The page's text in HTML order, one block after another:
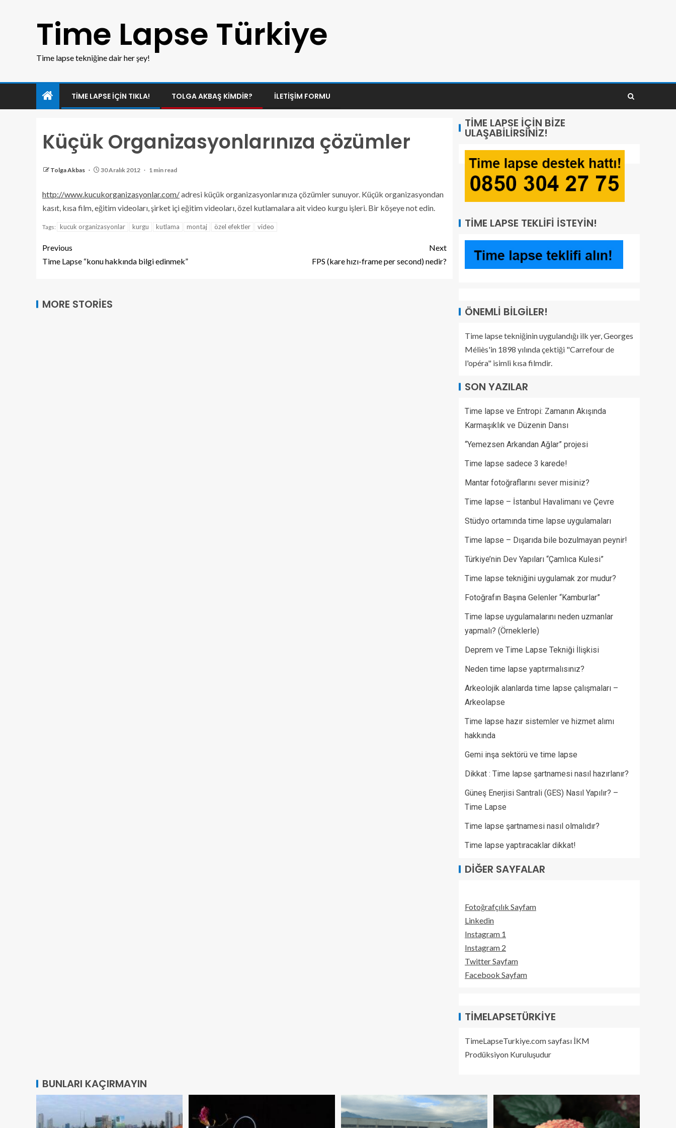
Time Lapse Türkiye
Time lapse tekniğine dair her şey!
TIME LAPSE IÇIN TIKLA! TOLGA AKBAŞ KIMDIR? İLETIŞIM FORMU
Küçük Organizasyonlarınıza çözümler
Tolga Akbas 30 Aralık 2012 1 min read
http://www.kucukorganizasyonlar.com/adresi küçük organizasyonlarınıza çözümler sunuyor. Küçük organizasyondan
kasıt, kısa film, eğitim videoları, şirket içi eğitim videoları, özel kutlamalara ait video kurgu işleri. Bir köşeye not edin.
Tags: kucuk organizasyonlar kurgu kutlama montaj özel efektler video
Previous
Time Lapse “konu hakkında bilgi edinmek”
Next
FPS (kare hızı-frame per second) nedir?
MORE STORIES
TIME LAPSE İÇIN BIZE
ULAŞABILIRSINIZ!
TIME LAPSE TEKLIFI İSTEYIN!
ÖNEMLI BILGILER!
Time lapse tekniğinin uygulandığı ilk yer, Georges
Méliès'in 1898 yılında çektiği "Carrefour de
l'opéra" isimli kısa filmdir.
SON YAZILAR
Time lapse ve Entropi: Zamanın Akışında
Karmaşıklık ve Düzenin Dansı
“Yemezsen Arkandan Ağlar” projesi
Time lapse sadece 3 karede!
Mantar fotoğraflarını sever misiniz?
Time lapse – İstanbul Havalimanı ve Çevre
Stüdyo ortamında time lapse uygulamaları
Time lapse – Dışarıda bile bozulmayan peynir!
Türkiye’nin Dev Yapıları “Çamlıca Kulesi”
Time lapse tekniğini uygulamak zor mudur?
Fotoğrafın Başına Gelenler “Kamburlar”​
Time lapse uygulamalarını neden uzmanlar
yapmalı? (Örneklerle)
Deprem ve Time Lapse Tekniği İlişkisi
Neden time lapse yaptırmalısınız?
Arkeolojik alanlarda time lapse çalışmaları –
Arkeolapse
Time lapse hazır sistemler ve hizmet alımı
hakkında
Gemi inşa sektörü ve time lapse
Dikkat : Time lapse şartnamesi nasıl hazırlanır?
Güneş Enerjisi Santrali (GES) Nasıl Yapılır? –
Time Lapse
Time lapse şartnamesi nasıl olmalıdır?
Time lapse yaptıracaklar dikkat!
DIĞER SAYFALAR
Fotoğrafçılık Sayfam
Linkedin
Instagram 1
Instagram 2
Twitter Sayfam
Facebook Sayfam
TIMELAPSETÜRKIYE
TimeLapseTurkiye.com sayfası İKM
Prodüksiyon Kuruluşudur
BUNLARI KAÇIRMAYIN